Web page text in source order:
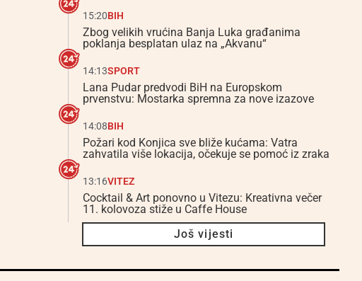
15:20BIH
Zbog velikih vrućina Banja Luka građanima
poklanja besplatan ulaz na „Akvanu“
14:13SPORT
Lana Pudar predvodi BiH na Europskom
prvenstvu: Mostarka spremna za nove izazove
14:08BIH
Požari kod Konjica sve bliže kućama: Vatra
zahvatila više lokacija, očekuje se pomoć iz zraka
13:16VITEZ
Cocktail & Art ponovno u Vitezu: Kreativna večer
11. kolovoza stiže u Caffe House
Još vijesti